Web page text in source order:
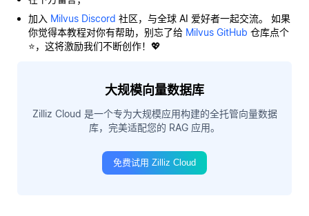
加入 Milvus Discord 社区，与全球 AI 爱好者一起交流。 如果
你觉得本教程对你有帮助，别忘了给 Milvus GitHub 仓库点个
⭐，这将激励我们不断创作！💖
大规模向量数据库
Zilliz Cloud 是一个专为大规模应用构建的全托管向量数据
库，完美适配您的 RAG 应用。
免费试用 Zilliz Cloud